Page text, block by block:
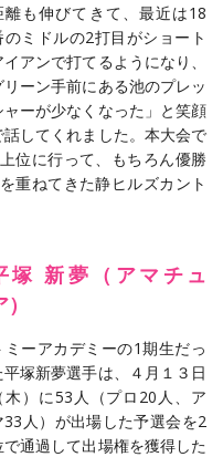
離も伸びてきて、最近は18
のミドルの2打目がショート
イアンで打てるようになり、
リーン手前にある池のプレッ
ャーが少なくなった」と笑顔
話してくれました。本大会で
位に行って、もちろん優勝
重ねてきた静ヒルズカント
塚 新夢（アマチュ
ミーアカデミーの1期生だっ
平塚新夢選手は、４月１３日
（木）に53人（プロ20人、ア
33人）が出場した予選会を2
で通過して出場権を獲得した